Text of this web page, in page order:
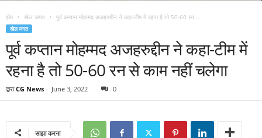
होम खेल जगत पूर्व कप्तान मोहम्मद अजहरुद्दीन ने कहा-टीम में रहना है तो 50-60 रन...
खेल जगत
पूर्व कप्तान मोहम्मद अजहरुद्दीन ने कहा-टीम में
रहना है तो 50-60 रन से काम नहीं चलेगा
द्वारा CG News - June 3, 2022 0
साझा करना